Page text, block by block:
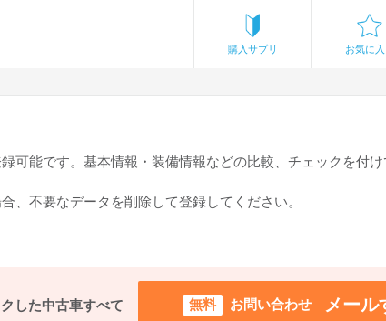
購入サプリ お気に入
可能です。基本情報・装備情報などの比較、チェックを付
、不要なデータを削除して登録してください。
した中古車すべて 無料 お問い合わせ メール